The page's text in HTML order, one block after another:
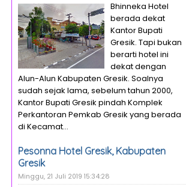
Bhinneka Hotel
berada dekat
Kantor Bupati
Gresik. Tapi bukan
berarti hotel ini
dekat dengan
Alun-Alun Kabupaten Gresik. Soalnya
sudah sejak lama, sebelum tahun 2000,
Kantor Bupati Gresik pindah Komplek
Perkantoran Pemkab Gresik yang berada
di Kecamat...
Pesonna Hotel Gresik, Kabupaten
Gresik
Minggu, 21 Juli 2019 15:34:28